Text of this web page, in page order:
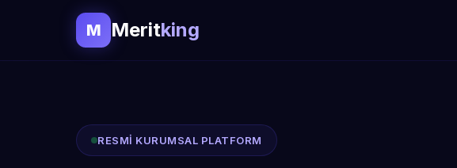
M Meritking
RESMİ KURUMSAL PLATFORM